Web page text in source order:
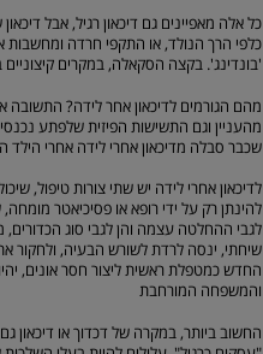
כל אלה מאפיינים גם דיכאון רגיל, אבל
כלפי הרך הנולד, או התקפי חרדה ומחשבות
'בונדינג'. בקצה הסקאלה, במקרים קיצוניים
מהם הגורמים לדיכאון אחר לידה? התשובה
מהעניין וגם התשישות הפיזית שלפתע
שכבר סבלה מדיכאון אחרי לידה אחרי הילד
לדיכאון אחרי לידה יש שתי צורות טיפול,
להינתן רק על ידי רופא או פסיכיאטר
לגבי ההחלטה עצמה והן לגבי סוג
שיחתי, ינסה לרדת לשורש הבעיה,
החדש כמטפלת ראשית ליצור חסר אונים,
והמשפחה המורחבת
החשוב ביותר, במקרה של דכדוך או